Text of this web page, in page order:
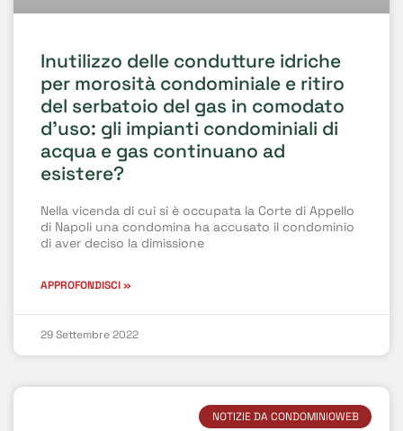
Inutilizzo delle condutture idriche
per morosità condominiale e ritiro
del serbatoio del gas in comodato
d’uso: gli impianti condominiali di
acqua e gas continuano ad
esistere?
Nella vicenda di cui si è occupata la Corte di Appello
di Napoli una condomina ha accusato il condominio
di aver deciso la dimissione
APPROFONDISCI »
29 Settembre 2022
NOTIZIE DA CONDOMINIOWEB